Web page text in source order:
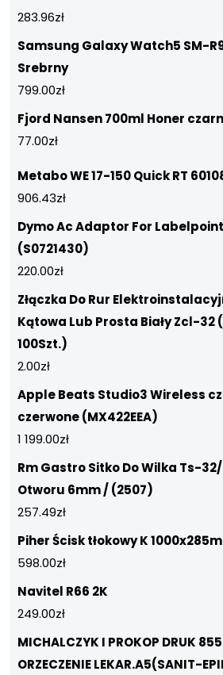
283.96zł
Samsung Galaxy Watch5 SM-
Srebrny
799.00zł
Fjord Nansen 700ml Honer
77.00zł
Metabo WE 17-150 Quick RT
906.43zł
Dymo Ac Adaptor For
(S0721430)
220.00zł
Złączka Do Rur
Kątowa Lub Prosta Biały Zcl-32
100Szt.)
2.00zł
Apple Beats Studio3 Wireless
czerwone (MX422EEA)
1 199.00zł
Rm Gastro Sitko Do Wilka Ts-
Otworu 6mm / (2507)
257.49zł
Piher Ścisk tłokowy K
598.00zł
Navitel R66 2K
249.00zł
MICHALCZYK I PROKOP DRUK
ORZECZENIE LEKAR.A5(SANIT-